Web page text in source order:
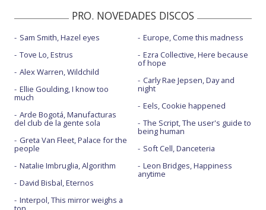
PRO. NOVEDADES DISCOS
Sam Smith, Hazel eyes
Tove Lo, Estrus
Alex Warren, Wildchild
Ellie Goulding, I know too
much
Arde Bogotá, Manufacturas
del club de la gente sola
Greta Van Fleet, Palace for the
people
Natalie Imbruglia, Algorithm
David Bisbal, Eternos
Interpol, This mirror weighs a
Europe, Come this madness
Ezra Collective, Here because
of hope
Carly Rae Jepsen, Day and
night
Eels, Cookie happened
The Script, The user's guide to
being human
Soft Cell, Danceteria
Leon Bridges, Happiness
anytime